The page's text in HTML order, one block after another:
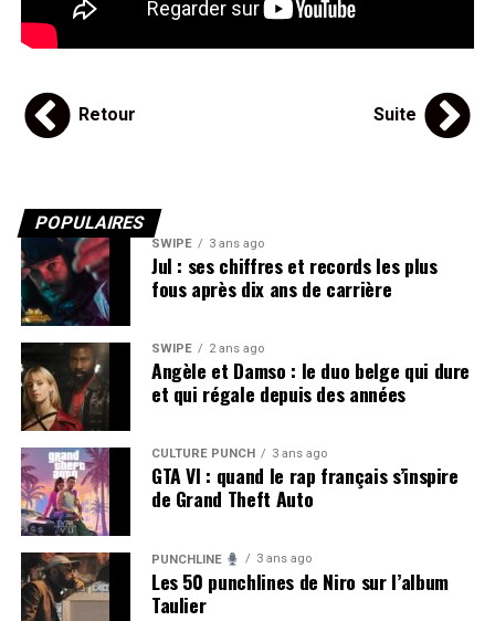
Retour Suite
POPULAIRES
SWIPE 3 ans ago
Jul : ses chiffres et records les plus
fous après dix ans de carrière
SWIPE 2 ans ago
Angèle et Damso : le duo belge qui dure
et qui régale depuis des années
CULTURE PUNCH 3 ans ago
GTA VI : quand le rap français s’inspire
de Grand Theft Auto
PUNCHLINE 3 ans ago
Les 50 punchlines de Niro sur l’album
Taulier